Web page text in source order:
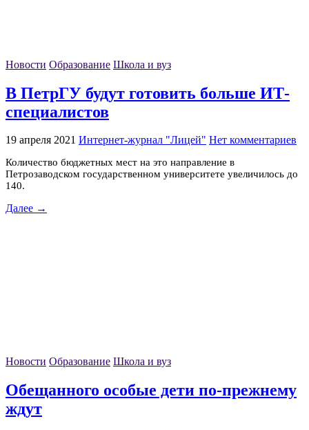
Новости Образование Школа и вуз
В ПетрГУ будут готовить больше ИТ-
специалистов
19 апреля 2021 Интернет-журнал "Лицей" Нет комментариев
Количество бюджетных мест на это направление в
Петрозаводском государственном университете увеличилось до
140.
Далее →
Новости Образование Школа и вуз
Обещанного особые дети по-прежнему
ждут